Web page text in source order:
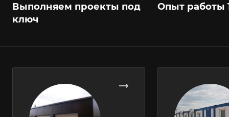
Выполняем проекты под
ключ
Опыт работы